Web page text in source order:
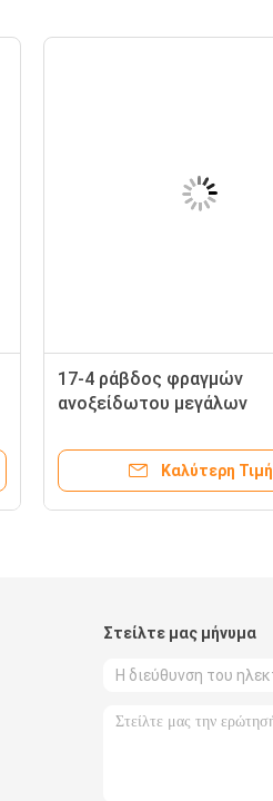
17-4 ράβδος φραγμών
ανοξείδωτου μεγάλων
303 304 316 316l
Καλύτερη Τιμή
Στείλτε μας μήνυμα